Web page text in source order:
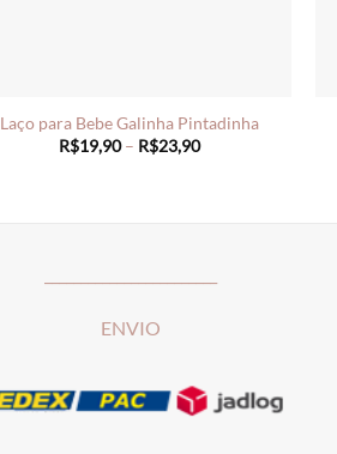
Laço para Bebe Galinha Pintadinha
R$19,90 – R$23,90Price
ENVIO